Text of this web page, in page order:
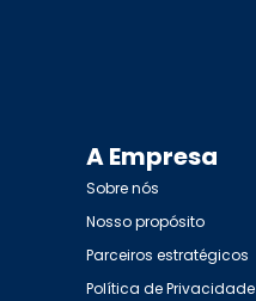
A Empresa
Sobre nós
Nosso propósito
Parceiros estratégicos
Política de Privacidade